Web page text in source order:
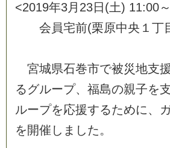
<2019年3月 23日 (土) 11:00～
会 員宅前(栗原中央 １ 丁
宮城県石巻市で被災地支
るグループ、 福島の親子を
ループを応援するために、
を開催 し ま した。